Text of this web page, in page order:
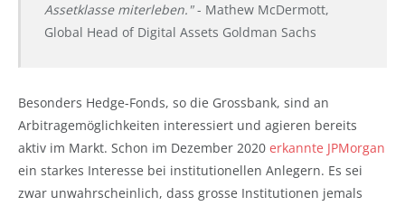
Assetklasse miterleben."- Mathew McDermott,
Global Head of Digital Assets Goldman Sachs
Besonders Hedge-Fonds, so die Grossbank, sind an
Arbitragemöglichkeiten interessiert und agieren bereits
aktiv im Markt. Schon im Dezember 2020 erkannte JPMorgan
ein starkes Interesse bei institutionellen Anlegern. Es sei
zwar unwahrscheinlich, dass grosse Institutionen jemals